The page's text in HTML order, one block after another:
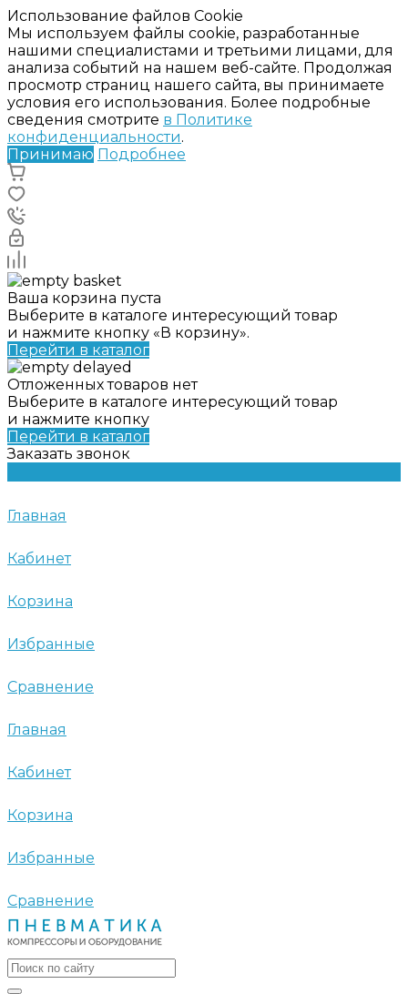
Использование файлов Cookie
Мы используем файлы cookie, разработанные
нашими специалистами и третьими лицами, для
анализа событий на нашем веб-сайте. Продолжая
просмотр страниц нашего сайта, вы принимаете
условия его использования. Более подробные
сведения смотрите в Политике
конфиденциальности.
Принимаю Подробнее
Ваша корзина пуста
Выберите в каталоге интересующий товар
и нажмите кнопку «В корзину».
Перейти в каталог
Отложенных товаров нет
Выберите в каталоге интересующий товар
и нажмите кнопку
Перейти в каталог
Заказать звонок
Главная
Кабинет
Корзина
Избранные
Сравнение
Главная
Кабинет
Корзина
Избранные
Сравнение